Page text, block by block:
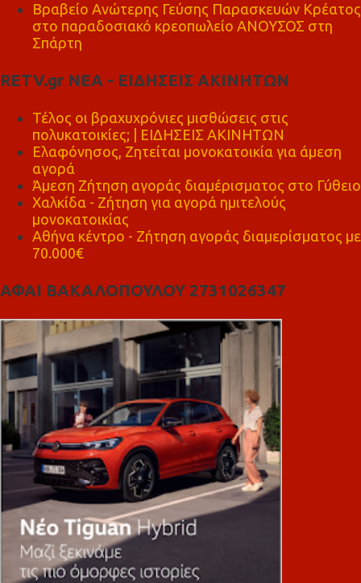
Βραβείο Ανώτερης Γεύσης Παρασκευών Κρέατος
στο παραδοσιακό κρεοπωλείο ΑΝΟΥΣΟΣ στη
Σπάρτη
RETV.gr ΝΕΑ - ΕΙΔΗΣΕΙΣ ΑΚΙΝΗΤΩΝ
Τέλος οι βραχυχρόνιες μισθώσεις στις
πολυκατοικίες; | ΕΙΔΗΣΕΙΣ ΑΚΙΝΗΤΩΝ
Ελαφόνησος, Ζητείται μονοκατοικία για άμεση
αγορά
Άμεση Ζήτηση αγοράς διαμέρισματος στο Γύθειο
Χαλκίδα - Ζήτηση για αγορά ημιτελούς
μονοκατοικίας
Αθήνα κέντρο - Ζήτηση αγοράς διαμερίσματος με
70.000€
ΑΦΑΙ ΒΑΚΑΛΟΠΟΥΛΟΥ 2731026347